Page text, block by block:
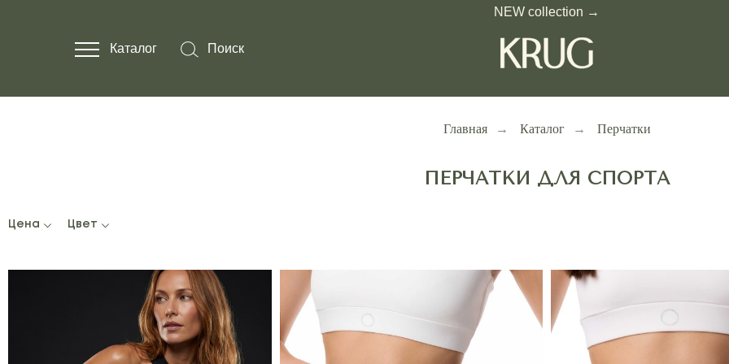
NEW collection →
Поиск
Каталог
Главная → Каталог → Перчатки
Цена Цвет